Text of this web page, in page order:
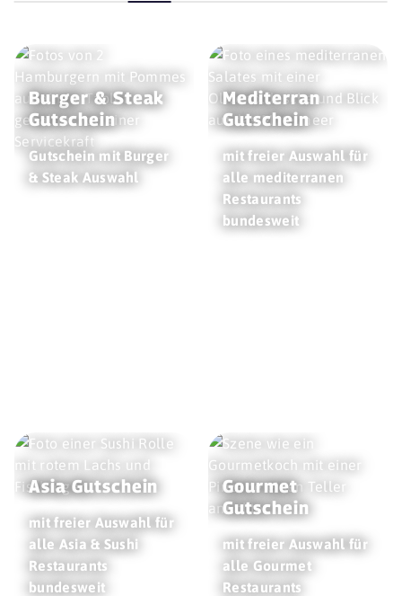
Burger & Steak
Gutschein
Gutschein mit Burger
& Steak Auswahl
Mediterran
Gutschein
mit freier Auswahl für
alle mediterranen
Restaurants
bundesweit
Asia Gutschein
mit freier Auswahl für
alle Asia & Sushi
Restaurants
bundesweit
Gourmet
Gutschein
mit freier Auswahl für
alle Gourmet
Restaurants